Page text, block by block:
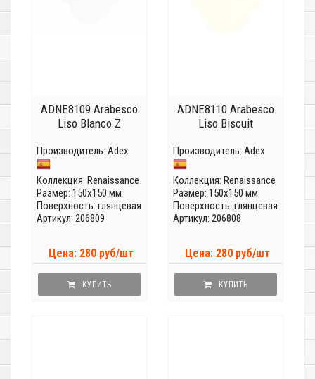
ADNE8109 Arabesco
Liso Blanco Z
Производитель: Adex
Коллекция: Renaissance
Размер: 150x150 мм
Поверхность: глянцевая
Артикул: 206809
Цена: 280 руб/шт
КУПИТЬ
ADNE8110 Arabesco
Liso Biscuit
Производитель: Adex
Коллекция: Renaissance
Размер: 150x150 мм
Поверхность: глянцевая
Артикул: 206808
Цена: 280 руб/шт
КУПИТЬ